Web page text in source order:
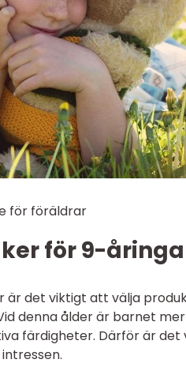
för föräldrar
för 9-
är det viktigt att välja
denna ålder är barnet
färdigheter. Därför är